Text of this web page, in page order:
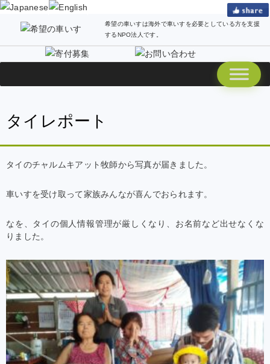
希望の車いすは海外で車いすを必要としている方を支援
するNPO法人です。
タイレポート
タイのチャルムキアット牧師から写真が届きました。
車いすを受け取って家族みんなが喜んでおられます。
なを、タイの個人情報管理が厳しくなり、お名前など出せなくな
りました。